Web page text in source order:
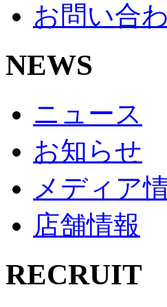
お問い合
NEWS
ニュース
お知らせ
メディア
店舗情報
RECRUIT